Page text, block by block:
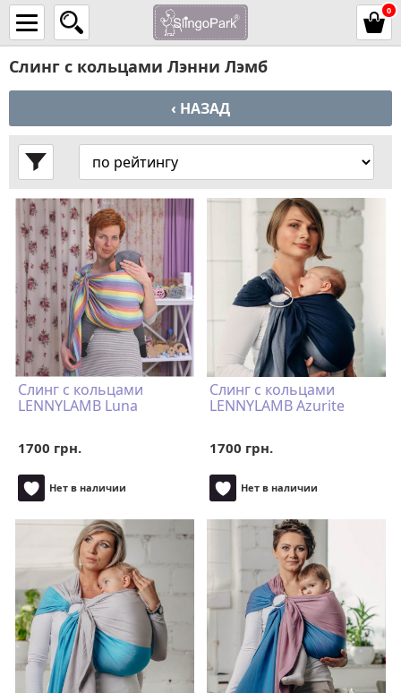
0
Слинг с кольцами Лэнни Лэмб
‹ НАЗАД
Слинг с кольцами
LENNYLAMB Luna
1700 грн.
Нет в наличии
Слинг с кольцами
LENNYLAMB Azurite
1700 грн.
Нет в наличии